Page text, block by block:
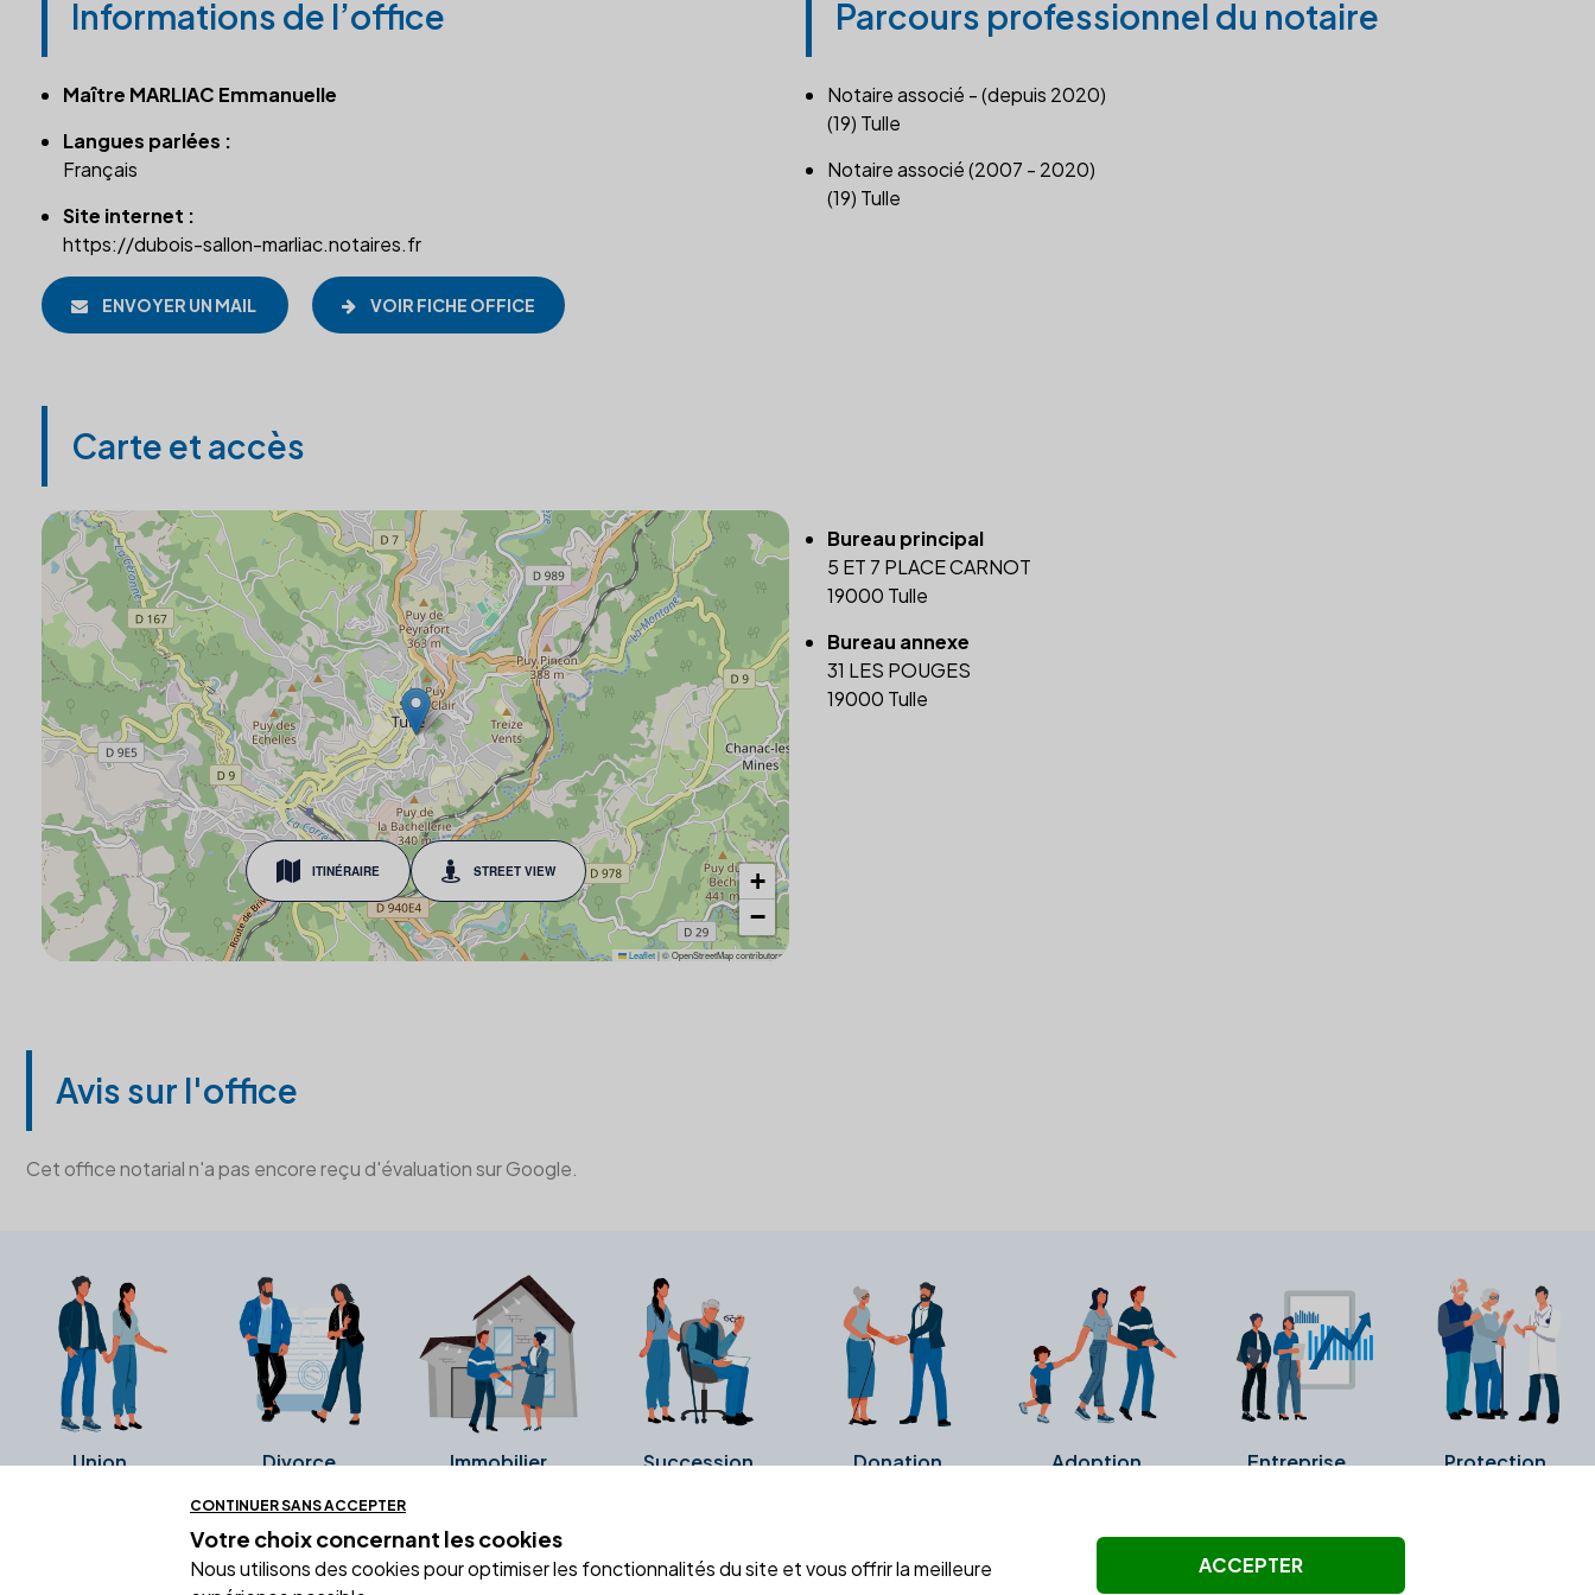
Informations de l’office
Maître MARLIAC Emmanuelle
Langues parlées :
Français
Site internet :
https://dubois-sallon-marliac.notaires.fr
ENVOYER UN MAIL VOIR FICHE OFFICE
Parcours professionnel du notaire
Notaire associé - (depuis 2020)
(19) Tulle
Notaire associé (2007 - 2020)
(19) Tulle
Carte et accès
ITINÉRAIRE STREET VIEW
+
−
Leaflet |© OpenStreetMap contributors
Bureau principal
5 ET 7 PLACE CARNOT
19000 Tulle
Bureau annexe
31 LES POUGES
19000 Tulle
Avis sur l'office
Cet office notarial n'a pas encore reçu d'évaluation sur Google.
Union Divorce Immobilier Succession Donation Adoption Entreprise Protection
Ces avis proviennent directement de la fiche Google Business de l'office notarial. Ils n'ont ni été collectés ni été vérifiés par Alexia.fr.
CONTINUER SANS ACCEPTER
Votre choix concernant les cookies
Nous utilisons des cookies pour optimiser les fonctionnalités du site et vous offrir la meilleure
ACCEPTER